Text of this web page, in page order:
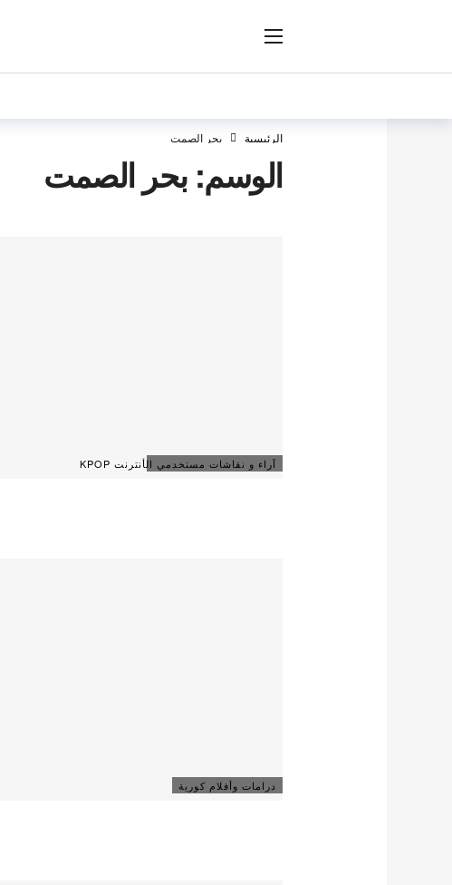
الرئيسية بحر الصمت
الوسم:بحر الصمت
آراء و نقاشات مستخدمي الأنترنت KPOP
درامات وأفلام كورية